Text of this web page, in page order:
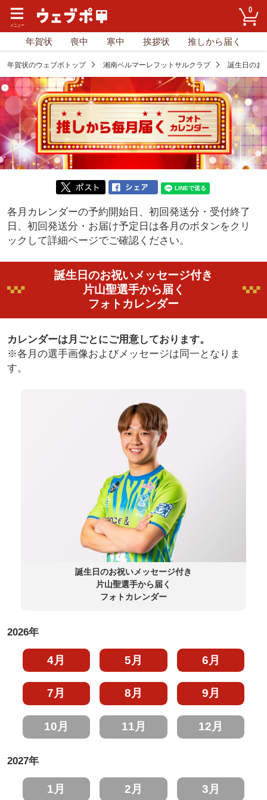
0
年賀状 喪中 寒中 挨拶状 推しから届く
年賀状のウェブポトップ 湘南ベルマーレフットサルクラブ 誕生日のお
各月カレンダーの予約開始日、初回発送分・受付終了
日、初回発送分・お届け予定日は各月のボタンをクリ
ックして詳細ページでご確認ください。
誕生日のお祝いメッセージ付き
片山聖選手から届く
フォトカレンダー
カレンダーは月ごとにご用意しております。
※各月の選手画像およびメッセージは同一となりま
す。
誕生日のお祝いメッセージ付き
片山聖選手から届く
フォトカレンダー
2026年
4月 5月 6月
7月 8月 9月
10月 11月 12月
2027年
1月 2月 3月